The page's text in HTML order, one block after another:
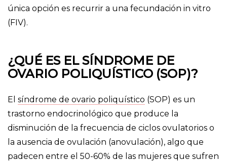
única opción es recurrir a una fecundación in vitro
(FIV).
¿QUÉ ES EL SÍNDROME DE
OVARIO POLIQUÍSTICO (SOP)?
El síndrome de ovario poliquístico (SOP) es un
trastorno endocrinológico que produce la
disminución de la frecuencia de ciclos ovulatorios o
la ausencia de ovulación (anovulación), algo que
padecen entre el 50-60% de las mujeres que sufren